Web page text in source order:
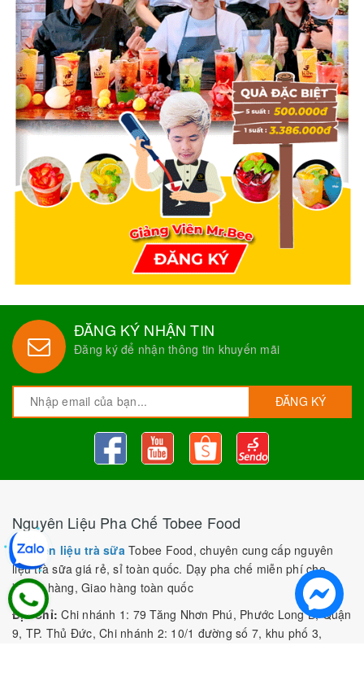
ĐĂNG KÝ NHẬN TIN
Đăng ký để nhận thông tin khuyến mãi
ĐĂNG KÝ
Nguyên Liệu Pha Chế Tobee Food
Nguyên liệu trà sữa Tobee Food, chuyên cung cấp nguyên
liệu trà sữa giá rẻ, sỉ toàn quốc. Dạy pha chế miễn phí cho
khách hàng, Giao hàng toàn quốc
Địa Chỉ: Chi nhánh 1: 79 Tăng Nhơn Phú, Phước Long B, Quận
9, TP. Thủ Đức, Chi nhánh 2: 10/1 đường số 7, khu phố 3,